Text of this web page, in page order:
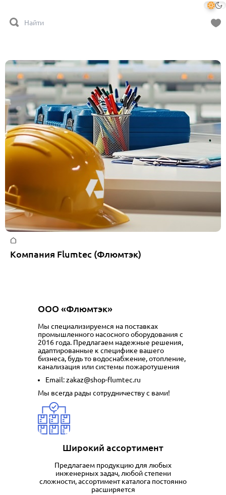
Компания Flumtec (Флюмтэк)
ООО «Флюмтэк»
Мы специализируемся на поставках
промышленного насосного оборудования с
2016 года. Предлагаем надежные решения,
адаптированные к специфике вашего
бизнеса, будь то водоснабжение,отопление,
канализация илисистемы пожаротушения
Email:zakaz@shop-flumtec.ru
Мы всегда рады сотрудничеству с вами!
Широкий ассортимент
Предлагаем продукцию для любых
инженерных задач, любой степени
сложности, ассортименткаталога постоянно
расширяется